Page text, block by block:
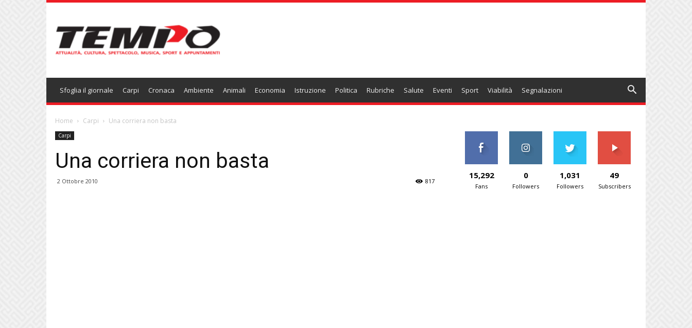
Sfoglia il giornale Carpi Cronaca Ambiente Animali Economia Istruzione Politica Rubriche Salute Eventi Sport Viabilità Segnalazioni
Home Carpi Una corriera non basta
Carpi
Una corriera non basta
2 Ottobre 2010 817
15,292
Fans
0
Followers
1,031
Followers
49
Subscribers